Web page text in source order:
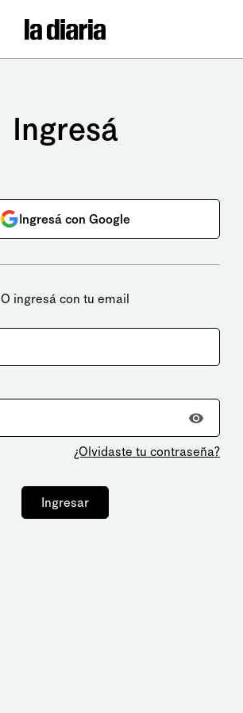
Ingresá
Ingresá con Google
O ingresá con tu email
¿Olvidaste tu contraseña?
Ingresar